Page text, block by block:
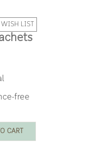
WISH LIST
free
CART